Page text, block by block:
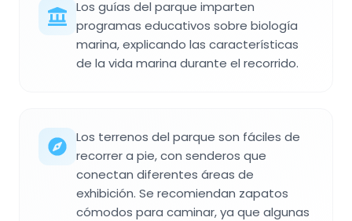
Los guías del parque imparten
programas educativos sobre biología
marina, explicando las características
de la vida marina durante el recorrido.
Los terrenos del parque son fáciles de
recorrer a pie, con senderos que
conectan diferentes áreas de
exhibición. Se recomiendan zapatos
cómodos para caminar, ya que algunas